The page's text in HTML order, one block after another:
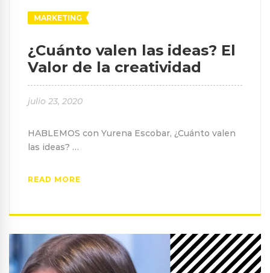
MARKETING
¿Cuánto valen las ideas? El
Valor de la creatividad
julio 23, 2020
HABLEMOS con Yurena Escobar, ¿Cuánto valen
las ideas? …
READ MORE